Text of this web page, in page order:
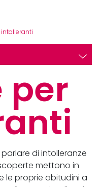
intolleranti
per
di intolleranze
mettono in
le proprie abitudini a